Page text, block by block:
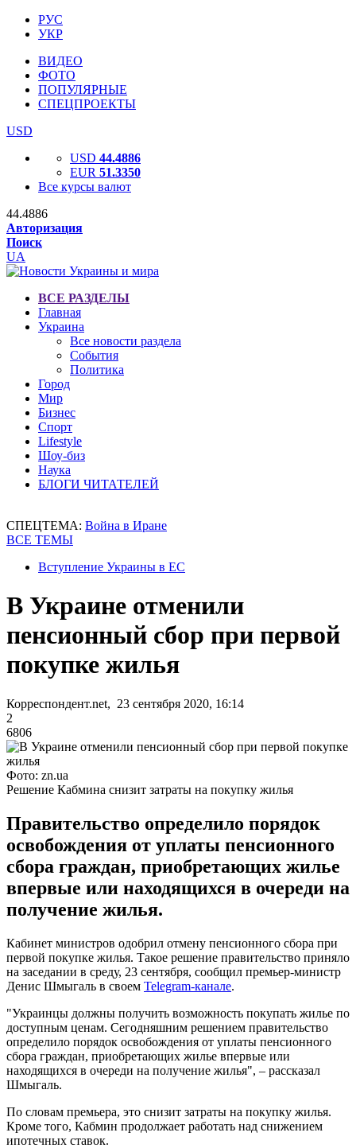
РУС
УКР
ВИДЕО
ФОТО
ПОПУЛЯРНЫЕ
СПЕЦПРОЕКТЫ
USD
USD 44.4886
EUR 51.3350
Все курсы валют
44.4886
Авторизация
Поиск
UA
ВСЕ РАЗДЕЛЫ
Главная
Украина
Все новости раздела
События
Политика
Город
Мир
Бизнес
Спорт
Lifestyle
Шоу-биз
Наука
БЛОГИ ЧИТАТЕЛЕЙ
СПЕЦТЕМА: Война в Иране
ВСЕ ТЕМЫ
Вступление Украины в ЕС
В Украине отменили
пенсионный сбор при первой
покупке жилья
Корреспондент.net, 23 сентября 2020, 16:14
2
6806
Фото: zn.ua
Решение Кабмина снизит затраты на покупку жилья
Правительство определило порядок
освобождения от уплаты пенсионного
сбора граждан, приобретающих жилье
впервые или находящихся в очереди на
получение жилья.
Кабинет министров одобрил отмену пенсионного сбора при
первой покупке жилья. Такое решение правительство приняло
на заседании в среду, 23 сентября, сообщил премьер-министр
Денис Шмыгаль в своем Telegram-канале.
"Украинцы должны получить возможность покупать жилье по
доступным ценам. Сегодняшним решением правительство
определило порядок освобождения от уплаты пенсионного
сбора граждан, приобретающих жилье впервые или
находящихся в очереди на получение жилья", – рассказал
Шмыгаль.
По словам премьера, это снизит затраты на покупку жилья.
Кроме того, Кабмин продолжает работать над снижением
ипотечных ставок.